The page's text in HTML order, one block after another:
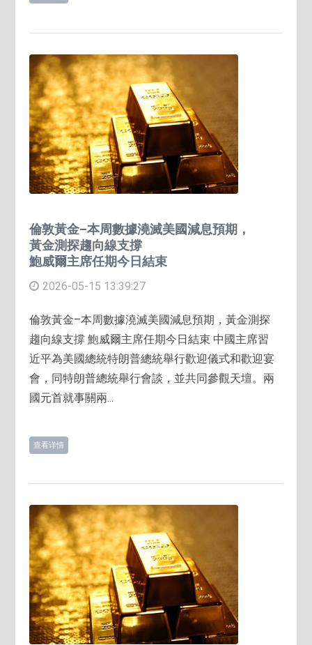
倫敦黃金–本周數據澆滅美國減息預期，
黃金測探趨向線支撐
鮑威爾主席任期今日結束
2026-05-15 13:39:27
倫敦黃金–本周數據澆滅美國減息預期，黃金測探
趨向線支撐 鮑威爾主席任期今日結束 中國主席習
近平為美國總統特朗普總統舉行歡迎儀式和歡迎宴
會，同特朗普總統舉行會談，並共同參觀天壇。兩
國元首就事關兩...
查看详情